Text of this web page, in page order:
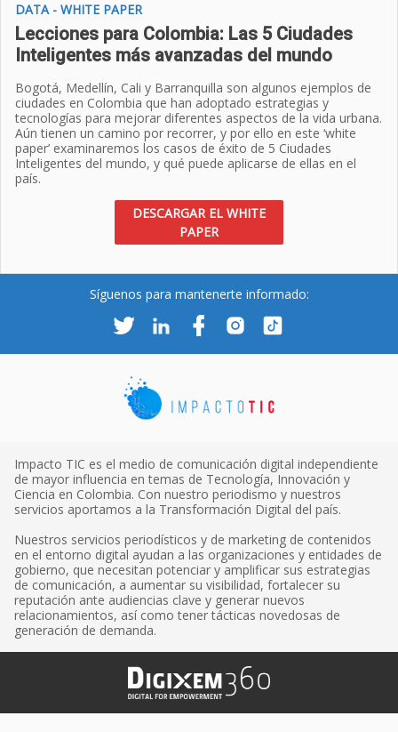
DATA - WHITE PAPER
Lecciones para Colombia: Las 5 Ciudades
Inteligentes más avanzadas del mundo
Bogotá, Medellín, Cali y Barranquilla son algunos ejemplos de
ciudades en Colombia que han adoptado estrategias y
tecnologías para mejorar diferentes aspectos de la vida urbana.
Aún tienen un camino por recorrer, y por ello en este ‘white
paper’ examinaremos los casos de éxito de 5 Ciudades
Inteligentes del mundo, y qué puede aplicarse de ellas en el
país.
DESCARGAR EL WHITE
PAPER
Síguenos para mantenerte informado:
Impacto TIC es el medio de comunicación digital independiente
de mayor influencia en temas de Tecnología, Innovación y
Ciencia en Colombia. Con nuestro periodismo y nuestros
servicios aportamos a la Transformación Digital del país.
Nuestros servicios periodísticos y de marketing de contenidos
en el entorno digital ayudan a las organizaciones y entidades de
gobierno, que necesitan potenciar y amplificar sus estrategias
de comunicación, a aumentar su visibilidad, fortalecer su
reputación ante audiencias clave y generar nuevos
relacionamientos, así como tener tácticas novedosas de
generación de demanda.